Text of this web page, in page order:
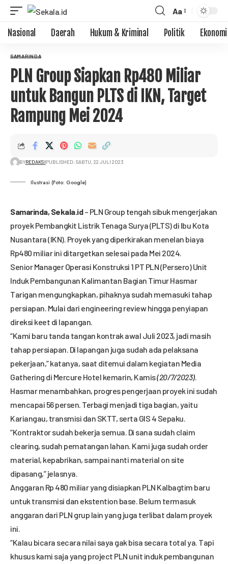
Aa
Nasional Daerah Hukum & Kriminal Politik Ekonomi
SAMARINDA
PLN Group Siapkan Rp480 Miliar
untuk Bangun PLTS di IKN, Target
Rampung Mei 2024
BYREDAKSIPUBLISHED: SABTU, 22 JULI 2023
Ilustrasi (Foto: Google)
Samarinda, Sekala.id– PLN Group tengah sibuk mengerjakan
proyek Pembangkit Listrik Tenaga Surya (PLTS) di Ibu Kota
Nusantara (IKN). Proyek yang diperkirakan menelan biaya
Rp480 miliar ini ditargetkan selesai pada Mei 2024.
Senior Manager Operasi Konstruksi 1 PT PLN (Persero) Unit
Induk Pembangunan Kalimantan Bagian Timur Hasmar
Tarigan mengungkapkan, pihaknya sudah memasuki tahap
persiapan. Mulai dari engineering review hingga penyiapan
direksi keet di lapangan.
“Kami baru tanda tangan kontrak awal Juli 2023, jadi masih
tahap persiapan. Di lapangan juga sudah ada pelaksana
pekerjaan,” katanya, saat ditemui dalam kegiatan Media
Gathering di Mercure Hotel kemarin, Kamis(20/7/2023).
Hasmar menambahkan, progres pengerjaan proyek ini sudah
mencapai 56 persen. Terbagi menjadi tiga bagian, yaitu
Kariangau, transmisi dan SKTT, serta GIS 4 Sepaku.
“Kontraktor sudah bekerja semua. Di sana sudah claim
clearing, sudah pematangan lahan. Kami juga sudah order
material, kepabrikan, sampai nanti material on site
dipasang,” jelasnya.
Anggaran Rp 480 miliar yang disiapkan PLN Kalbagtim baru
untuk transmisi dan ekstention base. Belum termasuk
anggaran dari PLN grup lain yang juga terlibat dalam proyek
ini.
“Kalau bicara secara nilai saya gak bisa secara total ya. Tapi
khusus kami saja yang project PLN unit induk pembangunan